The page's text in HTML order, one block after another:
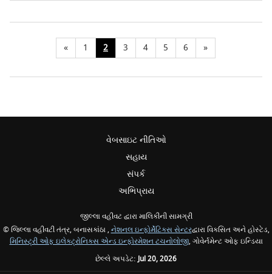
« 1 2 3 4 5 6 »
વેબસાઇટ નીતિઓ
સહાય
સંપર્ક
અભિપ્રાય
જીલ્લા વહીવટ દ્વારા માલિકીની સામગ્રી
© જિલ્લા વહીવટી તંત્ર, બનાસકાંઠા , નેશનલ ઇન્ફોર્મેટિક્સ સેન્ટરદ્વારા વિકસિત અને હોસ્ટેડ,
મિનિસ્ટ્રી ઓફ ઇલેક્ટ્રોનિક્સ એન્ડ ઇન્ફોરમેશન ટચનોલોજી, ગોવેર્નમેન્ટ ઓફ ઇન્ડિયા
છેલ્લે અપડેટ:Jul 20, 2026